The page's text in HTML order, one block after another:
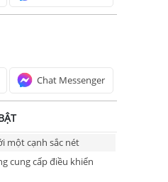
Chat Messenger
một cạnh sắc nét
cung cấp điều khiển